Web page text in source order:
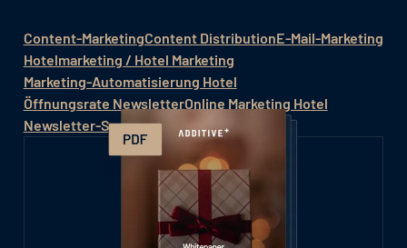
Content-MarketingContent DistributionE-Mail-Marketing
Hotelmarketing / Hotel Marketing
Marketing-Automatisierung Hotel
Öffnungsrate NewsletterOnline Marketing Hotel
Newsletter-System